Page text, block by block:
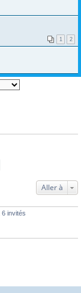
1 2
Aller à
invités